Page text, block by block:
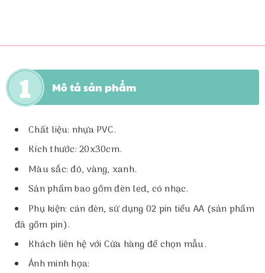
Mô tả sản phẩm
Chất liệu: nhựa PVC.
Kích thước: 20x30cm.
Màu sắc: đỏ, vàng, xanh.
Sản phẩm bao gồm đèn led, có nhạc.
Phụ kiện: cán đèn, sử dụng 02 pin tiểu AA (sản phẩm
đã gồm pin).
Khách liên hệ với Cửa hàng để chọn mẫu.
Ảnh minh họa: